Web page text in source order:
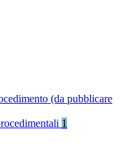
(da pubblicare
1